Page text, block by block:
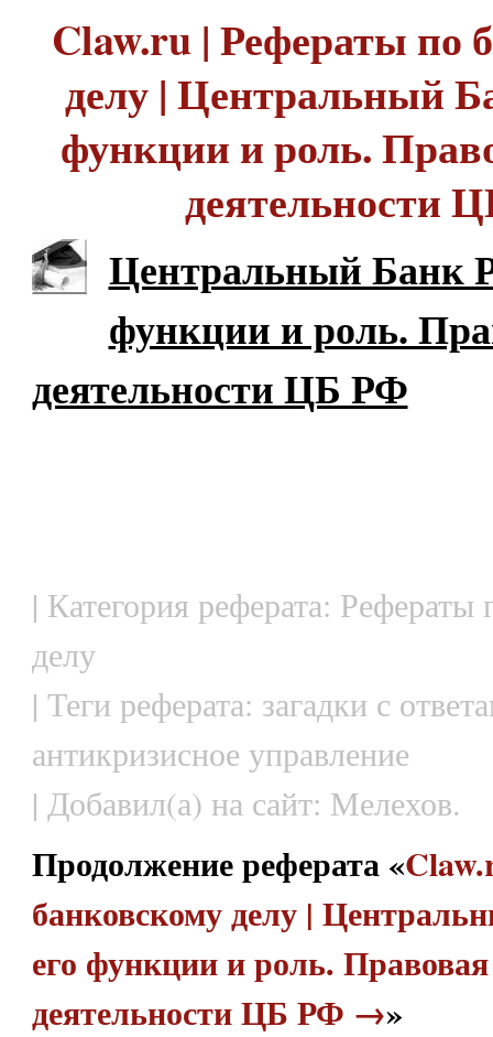
Claw.ru | Рефераты по
делу | Центральный
функции и роль.
деятельности
Центральный Банк
функции и роль.
деятельности ЦБ РФ
| Категория реферата: Рефераты
делу
| Теги реферата: загадки с
антикризисное управление
| Добавил(а) на сайт: Мелехов.
Продолжение реферата «
банковскому делу |
его функции и роль. Правовая
деятельности ЦБ РФ →»